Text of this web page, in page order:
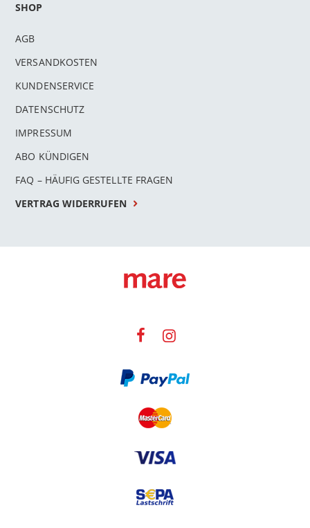
SHOP
AGB
VERSANDKOSTEN
KUNDENSERVICE
DATENSCHUTZ
IMPRESSUM
ABO KÜNDIGEN
FAQ – HÄUFIG GESTELLTE FRAGEN
VERTRAG WIDERRUFEN